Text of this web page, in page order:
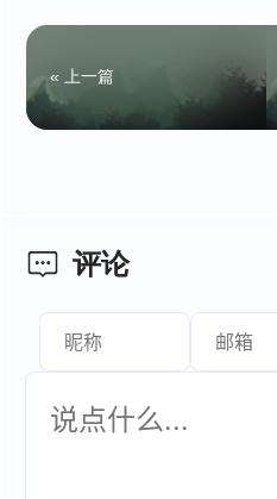
« 上一篇
评论